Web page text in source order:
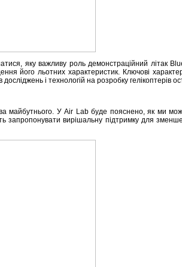
яку важливу роль демонстраційний літак
його льотних характеристик. Ключові
і технологій на розробку гелікоптерів
майбутнього. У Air Lab буде пояснено, як ми
запропонувати вирішальну підтримку для